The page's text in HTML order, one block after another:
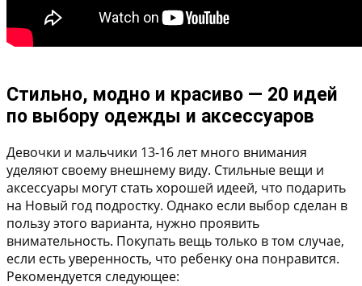
Стильно, модно и красиво — 20 идей
по выбору одежды и аксессуаров
Девочки и мальчики 13-16 лет много внимания
уделяют своему внешнему виду. Стильные вещи и
аксессуары могут стать хорошей идеей, что подарить
на Новый год подростку. Однако если выбор сделан в
пользу этого варианта, нужно проявить
внимательность. Покупать вещь только в том случае,
если есть уверенность, что ребенку она понравится.
Рекомендуется следующее: